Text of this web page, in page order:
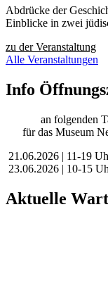
Abdrücke der
Einblicke in zwei
zu der Veranstaltung
Alle Veranstaltungen
Info
an folgenden
für das Museum
21.06.2026 | 11-19
23.06.2026 | 10-15
Aktuelle